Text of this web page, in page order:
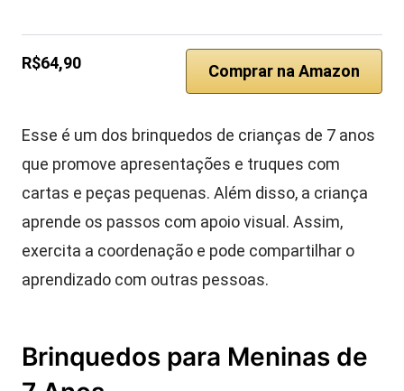
R$64,90 Comprar na Amazon
Esse é um dos brinquedos de crianças de 7 anos
que promove apresentações e truques com
cartas e peças pequenas. Além disso, a criança
aprende os passos com apoio visual. Assim,
exercita a coordenação e pode compartilhar o
aprendizado com outras pessoas.
Brinquedos para Meninas de